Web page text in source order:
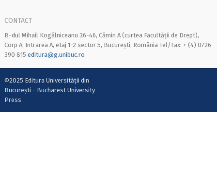
CONTACT
B-dul Mihail Kogălniceanu 36-46, Cămin A (curtea Facultății de Drept),
Corp A, Intrarea A, etaj 1-2 sector 5, București, România Tel/Fax: + (4) 0726
390 815 editura@g.unibuc.ro
©2025 Editura Universității din
București - Bucharest University
Press